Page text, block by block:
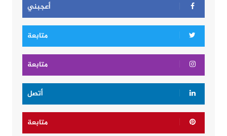
أعجبني
متابعة
متابعة
أتصل
متابعة